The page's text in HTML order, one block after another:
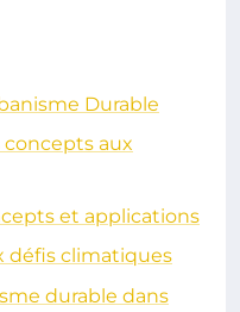
Durable
concepts aux
et applications
défis climatiques
durable dans